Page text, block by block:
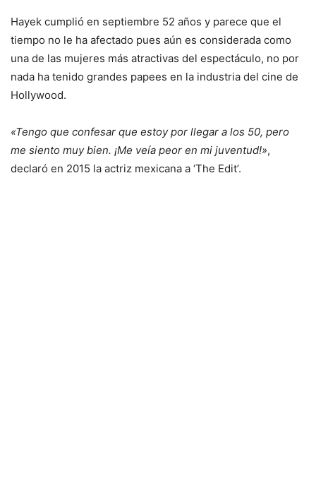
Hayek cumplió en septiembre 52 años y parece que el
tiempo no le ha afectado pues aún es considerada como
una de las mujeres más atractivas del espectáculo, no por
nada ha tenido grandes papees en la industria del cine de
Hollywood.
«Tengo que confesar que estoy por llegar a los 50, pero
me siento muy bien. ¡Me veía peor en mi juventud!»,
declaró en 2015 la actriz mexicana a ‘The Edit’.